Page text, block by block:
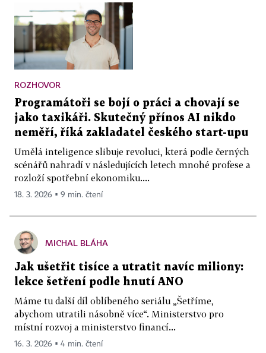
ROZHOVOR
Programátoři se bojí o práci a chovají se
jako taxikáři. Skutečný přínos AI nikdo
neměří, říká zakladatel českého start-upu
Umělá inteligence slibuje revoluci, která podle černých
scénářů nahradí v následujících letech mnohé profese a
rozloží spotřební ekonomiku....
18. 3. 2026 ▪ 9 min. čtení
MICHAL BLÁHA
Jak ušetřit tisíce a utratit navíc miliony:
lekce šetření podle hnutí ANO
Máme tu další díl oblíbeného seriálu „Šetříme,
abychom utratili násobně více“. Ministerstvo pro
místní rozvoj a ministerstvo financí...
16. 3. 2026 ▪ 4 min. čtení